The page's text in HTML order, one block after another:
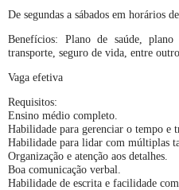
De segundas a sábados em horários
Benefícios: Plano de saúde, plano
transporte, seguro de vida, entre
Vaga efetiva
Requisitos:
Ensino médio completo.
Habilidade para gerenciar o tempo e
Habilidade para lidar com múltiplas
Organização e atenção aos detalhes.
Boa comunicação verbal.
Habilidade de escrita e facilidade